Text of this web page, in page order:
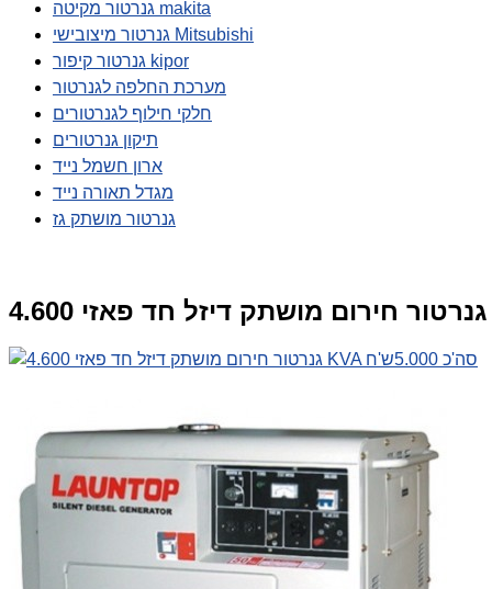
גנרטור מקיטה makita
גנרטור מיצובישי Mitsubishi
גנרטור קיפור kipor
מערכת החלפה לגנרטור
חלקי חילוף לגנרטורים
תיקון גנרטורים
ארון חשמל נייד
מגדל תאורה נייד
גנרטור מושתק גז